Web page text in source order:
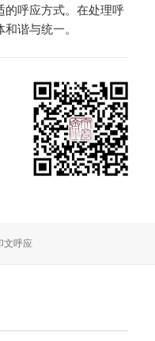
的呼应方式。在处理呼
谐与统一。
文呼应